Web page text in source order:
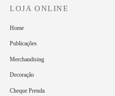
LOJA ONLINE
Home
Publicações
Merchandising
Decoração
Cheque Prenda